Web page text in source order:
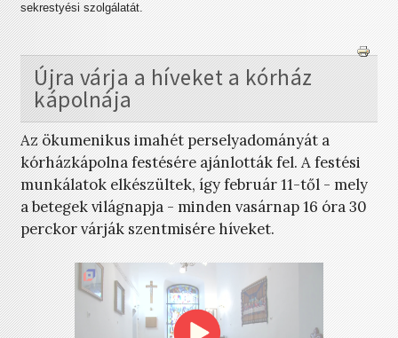
sekrestyési szolgálatát.
Újra várja a híveket a kórház
kápolnája
Az ökumenikus imahét perselyadományát a
kórházkápolna festésére ajánlották fel. A festési
munkálatok elkészültek, így február 11-től - mely
a betegek világnapja - minden vasárnap 16 óra 30
perckor várják szentmisére híveket.